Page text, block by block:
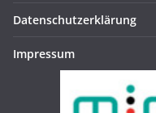
Datenschutzerklärung
Impressum